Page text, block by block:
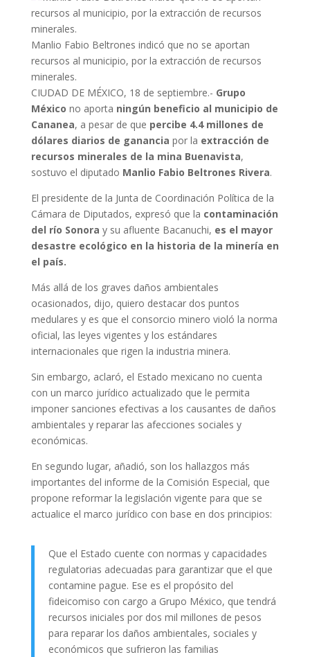
Manlio Fabio Beltrones indicó que no se aportan
recursos al municipio, por la extracción de recursos
minerales.
CIUDAD DE MÉXICO, 18 de septiembre.- Grupo
México no aporta ningún beneficio al municipio de
Cananea, a pesar de que percibe 4.4 millones de
dólares diarios de ganancia por la extracción de
recursos minerales de la mina Buenavista,
sostuvo el diputado Manlio Fabio Beltrones Rivera.
El presidente de la Junta de Coordinación Política de la
Cámara de Diputados, expresó que la contaminación
del río Sonora y su afluente Bacanuchi, es el mayor
desastre ecológico en la historia de la minería en
el país.
Más allá de los graves daños ambientales
ocasionados, dijo, quiero destacar dos puntos
medulares y es que el consorcio minero violó la norma
oficial, las leyes vigentes y los estándares
internacionales que rigen la industria minera.
Sin embargo, aclaró, el Estado mexicano no cuenta
con un marco jurídico actualizado que le permita
imponer sanciones efectivas a los causantes de daños
ambientales y reparar las afecciones sociales y
económicas.
En segundo lugar, añadió, son los hallazgos más
importantes del informe de la Comisión Especial, que
propone reformar la legislación vigente para que se
actualice el marco jurídico con base en dos principios:
Que el Estado cuente con normas y capacidades
regulatorias adecuadas para garantizar que el que
contamine pague. Ese es el propósito del
fideicomiso con cargo a Grupo México, que tendrá
recursos iniciales por dos mil millones de pesos
para reparar los daños ambientales, sociales y
económicos que sufrieron las familias